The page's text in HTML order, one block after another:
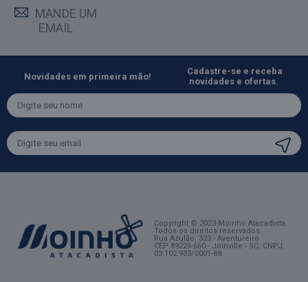
MANDE UM
EMAIL
Novidades em primeira mão!
Cadastre-se e receba
novidades e ofertas.
Copyright © 2023 Moinho Atacadista.
Todos os direitos reservados.
Rua Azulão, 323 - Aventureiro
CEP 89225-660 - Joinville - SC. CNPJ:
03.102.933/0001-88.